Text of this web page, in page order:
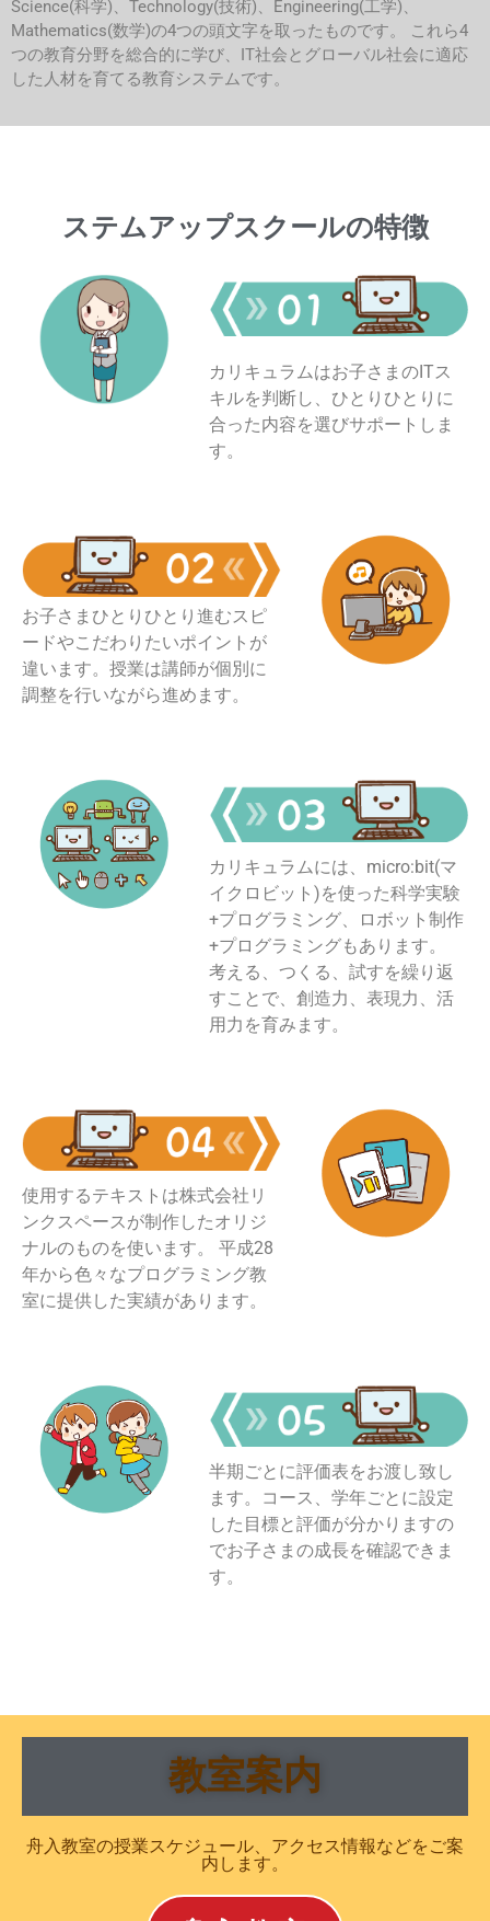
Science(科学)、Technology(技術)、Engineering(工学)、
Mathematics(数学)の4つの頭文字を取ったものです。 これら4
つの教育分野を総合的に学び、IT社会とグローバル社会に適応
した人材を育てる教育システムです。
ステムアップスクールの特徴
カリキュラムはお子さまのITス
キルを判断し、ひとりひとりに
合った内容を選びサポートしま
す。
お子さまひとりひとり進むスピ
ードやこだわりたいポイントが
違います。授業は講師が個別に
調整を行いながら進めます。
カリキュラムには、micro:bit(マ
イクロビット)を使った科学実験
+プログラミング、ロボット制作
+プログラミングもあります。
考える、つくる、試すを繰り返
すことで、創造力、表現力、活
用力を育みます。
使用するテキストは株式会社リ
ンクスペースが制作したオリジ
ナルのものを使います。 平成28
年から色々なプログラミング教
室に提供した実績があります。
半期ごとに評価表をお渡し致し
ます。コース、学年ごとに設定
した目標と評価が分かりますの
でお子さまの成長を確認できま
す。
教室案内
舟入教室の授業スケジュール、アクセス情報などをご案
内します。